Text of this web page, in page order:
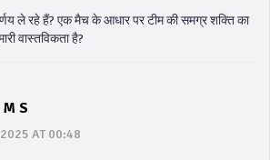
ले रहे हैं? एक मैच के आधार पर टीम की समग्र शक्ति का
वास्तविकता है?
S
AT 00:48